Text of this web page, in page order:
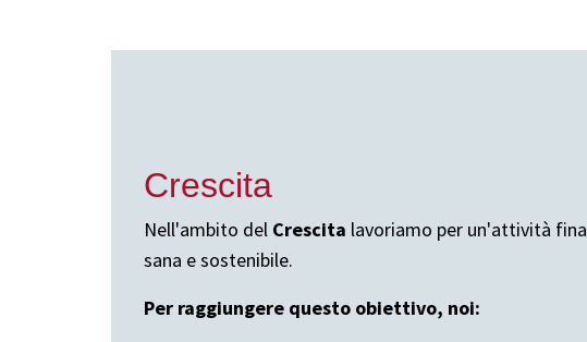
Crescita
Nell'ambito del Crescita lavoriamo per un'attività
sana e sostenibile.
Per raggiungere questo obiettivo, noi: